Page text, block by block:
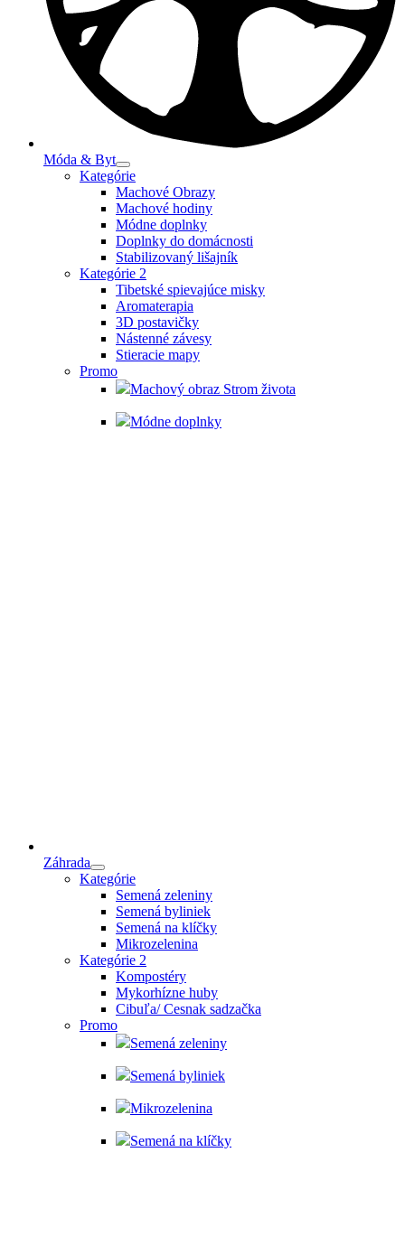
Móda & Byt
Kategórie
Machové Obrazy
Machové hodiny
Módne doplnky
Doplnky do domácnosti
Stabilizovaný lišajník
Kategórie 2
Tibetské spievajúce misky
Aromaterapia
3D postavičky
Nástenné závesy
Stieracie mapy
Promo
Machový obraz Strom života
Módne doplnky
Záhrada
Kategórie
Semená zeleniny
Semená byliniek
Semená na klíčky
Mikrozelenina
Kategórie 2
Kompostéry
Mykorhízne huby
Cibuľa/ Cesnak sadzačka
Promo
Semená zeleniny
Semená byliniek
Mikrozelenina
Semená na klíčky